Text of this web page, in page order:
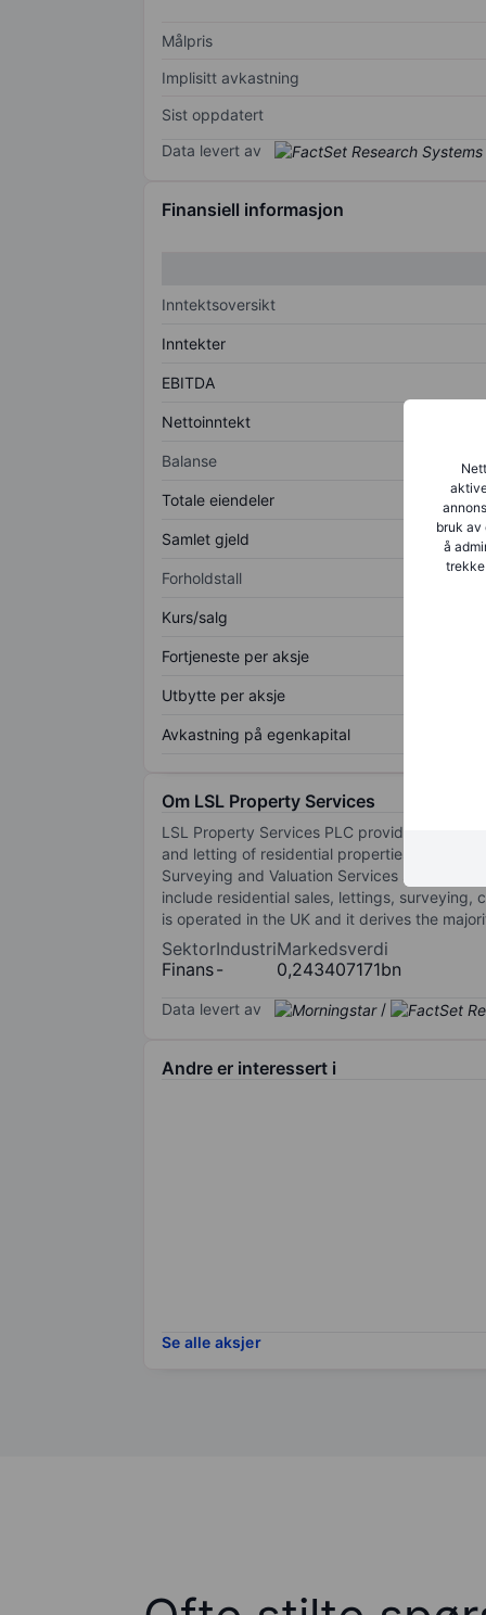
bruk av
å
Målpris
Implisitt avkastning
Sist oppdatert
Data levert av
Finansiell informasjon
Inntektsoversikt
Inntekter
EBITDA
Nettoinntekt
Balanse
Totale eiendeler
Samlet gjeld
Forholdstall
Kurs/salg
Fortjeneste per aksje
Utbytte per aksje
Avkastning på egenkapital
Om LSL Property Services
LSL Property Services PLC provides
and letting of residential properties,
Surveying and Valuation Services segment
include residential sales, lettings, surveying,
is operated in the UK and it derives the
Sektor
Finans
Industri
-
Markedsverdi
0,243407171bn
Data levert av /
Andre er interessert i
Se alle aksjer